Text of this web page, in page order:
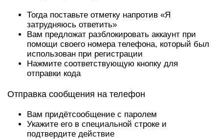
Тогда поставьте отметку напротив «Я
затрудняюсь ответить»
Вам предложат разблокировать аккаунт при
помощи своего номера телефона, который был
использован при регистрации
Нажмите соответствующую кнопку для
отправки кода
Отправка сообщения на телефон
Вам придётсообщение с паролем
Укажите его в специальной строке и
подтвердите действие